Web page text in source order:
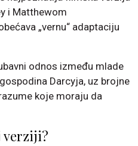
i Matthewom
„vernu“ adaptaciju
odnos između mlade
Darcyja, uz brojne
koje moraju da
verziji?